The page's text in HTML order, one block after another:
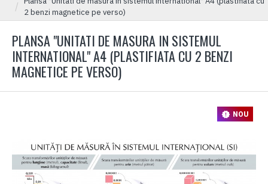
2 benzi magnetice pe verso)
PLANSA "UNITATI DE MASURA IN SISTEMUL
INTERNATIONAL" A4 (PLASTIFIATA CU 2 BENZI
MAGNETICE PE VERSO)
NOU